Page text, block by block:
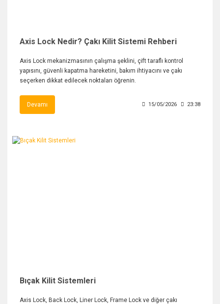
Axis Lock Nedir? Çakı Kilit Sistemi Rehberi
Axis Lock mekanizmasının çalışma şeklini, çift taraflı kontrol
yapısını, güvenli kapatma hareketini, bakım ihtiyacını ve çakı
seçerken dikkat edilecek noktaları öğrenin.
Devamı 15/05/2026 23:38
Bıçak Kilit Sistemleri
Axis Lock, Back Lock, Liner Lock, Frame Lock ve diğer çakı